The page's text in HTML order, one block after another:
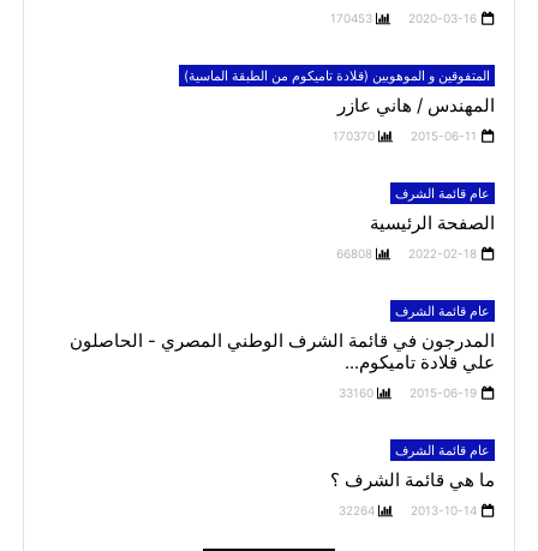
2020-03-16
170453
المتفوقين و الموهوبين (قلادة تاميكوم من الطبقة الماسية)
المهندس / هاني عازر
2015-06-11
170370
عام قائمة الشرف
الصفحة الرئيسية
2022-02-18
66808
عام قائمة الشرف
المدرجون في قائمة الشرف الوطني المصري - الحاصلون
علي قلادة تاميكوم...
2015-06-19
33160
عام قائمة الشرف
ما هي قائمة الشرف ؟
2013-10-14
32264